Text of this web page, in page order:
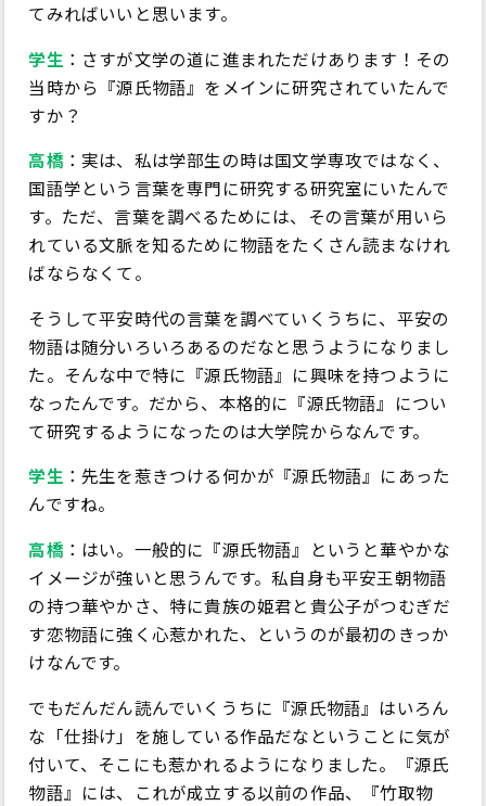
てみればいいと思います。
学生 ：さすが文学の道に進まれただけあります！その
当時から『源氏物語』をメインに研究されていたんで
すか？
高橋：実は、私は学部生の時は国文学専攻ではなく、
国語学という言葉を専門に研究する研究室にいたんで
す。ただ、言葉を調べるためには、その言葉が用いら
れている文脈を知るために物語をたくさん読まなけれ
ばならなくて。
そうして平安時代の言葉を調べていくうちに、平安の
物語は随分いろいろあるのだなと思うようになりまし
た。そんな中で特に『源氏物語』に興味を持つように
なったんです。だから、本格的に『源氏物語』につい
て研究するようになったのは大学院からなんです。
学生 ：先生を惹きつける何かが『源氏物語』にあった
んですね。
高橋：はい。一般的に『源氏物語』というと華やかな
イメージが強いと思うんです。私自身も平安王朝物語
の持つ華やかさ、特に貴族の姫君と貴公子がつむぎだ
す恋物語に強く心惹かれた、というのが最初のきっか
けなんです。
でもだんだん読んでいくうちに『源氏物語』はいろん
な「仕掛け」を施している作品だなということに気が
付いて、そこにも惹かれるようになりました。『源氏
物語』には、これが成立する以前の作品、『竹取物